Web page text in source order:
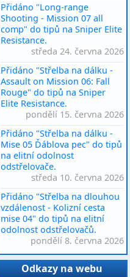
Přidáno "Long-range
Shooting - Mission 07 all
comp" do tipů na Sniper Elite
Resistance.
středa 24. června 2026
Přidáno "Střelba na dálku -
Assault on Mission 06: Fall
Rouge" do tipů na Sniper
Elite Resistance.
pondělí 15. června 2026
Přidáno "Střelba na dálku -
Mise 05 Ďáblova pec" do tipů
na elitní odolnost
odstřelovače.
středa 10. června 2026
Přidáno "Střelba na dlouhou
vzdálenost - Kolizní cesta
mise 04" do tipů na elitní
odolnost odstřelovačů.
pondělí 8. června 2026
Odkazy na webu